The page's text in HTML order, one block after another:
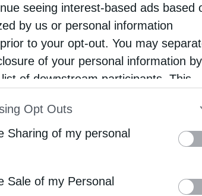
seeing interest-based ads based
by us or personal information
to your opt-out. You may
of your personal information by
of downstream participants. This
Participantsthat may further disclose
Opt Outs
Sharing of my personal
Sale of my Personal